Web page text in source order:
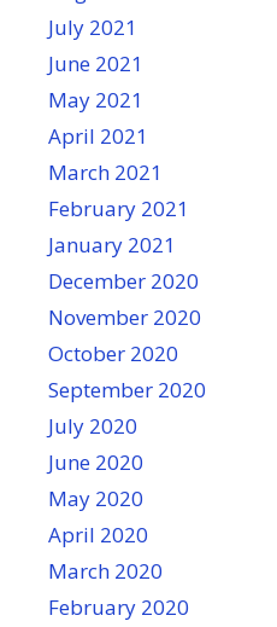
July 2021
June 2021
May 2021
April 2021
March 2021
February 2021
January 2021
December 2020
November 2020
October 2020
September 2020
July 2020
June 2020
May 2020
April 2020
March 2020
February 2020